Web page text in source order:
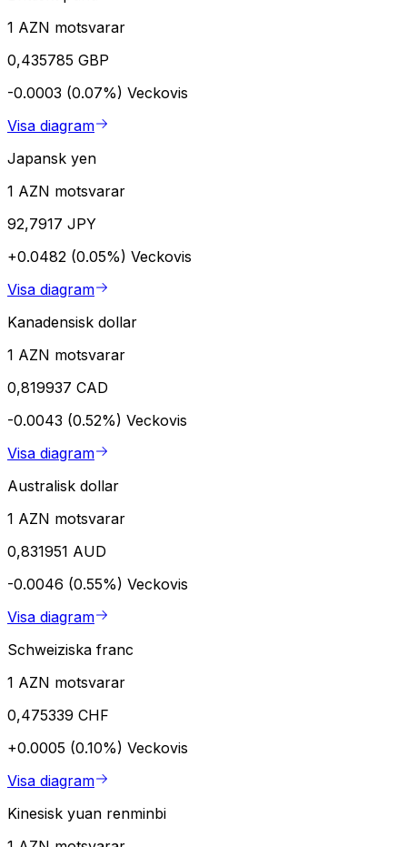
1 AZN motsvarar
0,435785 GBP
-0.0003 (0.07%) Veckovis
Visa diagram
Japansk yen
1 AZN motsvarar
92,7917 JPY
+0.0482 (0.05%) Veckovis
Visa diagram
Kanadensisk dollar
1 AZN motsvarar
0,819937 CAD
-0.0043 (0.52%) Veckovis
Visa diagram
Australisk dollar
1 AZN motsvarar
0,831951 AUD
-0.0046 (0.55%) Veckovis
Visa diagram
Schweiziska franc
1 AZN motsvarar
0,475339 CHF
+0.0005 (0.10%) Veckovis
Visa diagram
Kinesisk yuan renminbi